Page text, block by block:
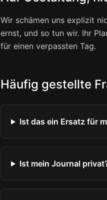
Wir schämen uns explizit
ernst, und so tun wir. Ihr
für einen verpassten Tag.
Häufig gestellte
Ist das ein Ersatz für
Ist mein Journal